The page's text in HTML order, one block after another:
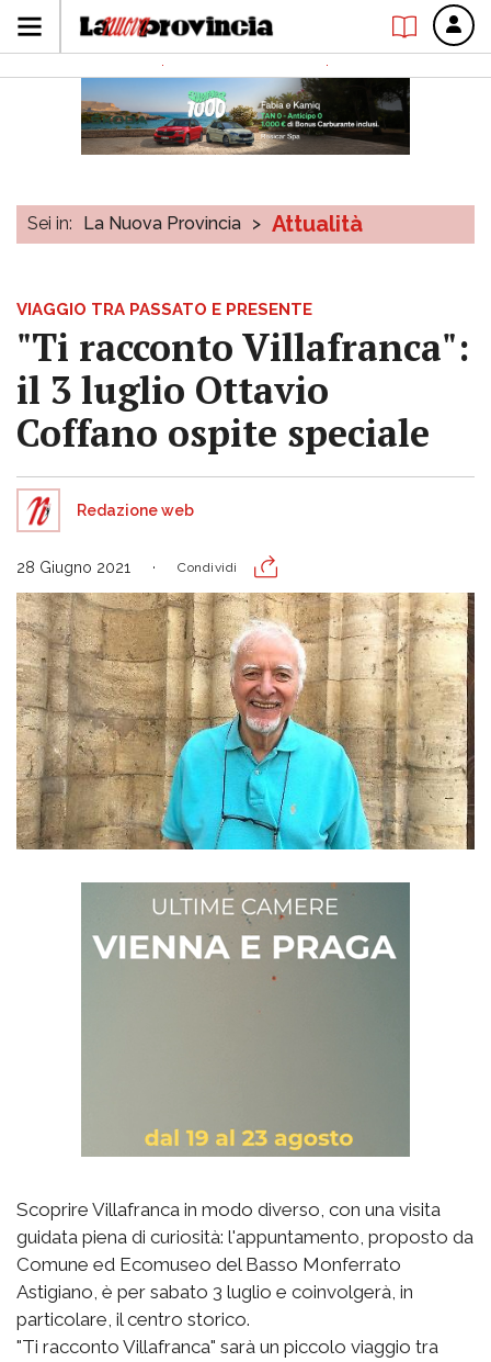
Sei in: La Nuova Provincia > Attualità
VIAGGIO TRA PASSATO E PRESENTE
"Ti racconto Villafranca":
il 3 luglio Ottavio
Coffano ospite speciale
Redazione web
28 Giugno 2021 Condividi
Scoprire Villafranca in modo diverso, con una visita
guidata piena di curiosità: l'appuntamento, proposto da
Comune ed Ecomuseo del Basso Monferrato
Astigiano, è per sabato 3 luglio e coinvolgerà, in
particolare, il centro storico.
"Ti racconto Villafranca" sarà un piccolo viaggio tra